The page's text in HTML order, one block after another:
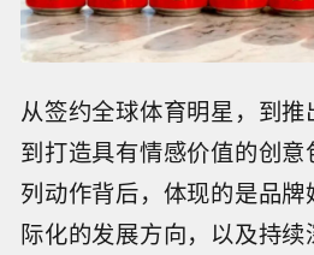
从签约全球体育明星，到
到打造具有情感价值的创
列动作背后，体现的是品
际化的发展方向，以及持